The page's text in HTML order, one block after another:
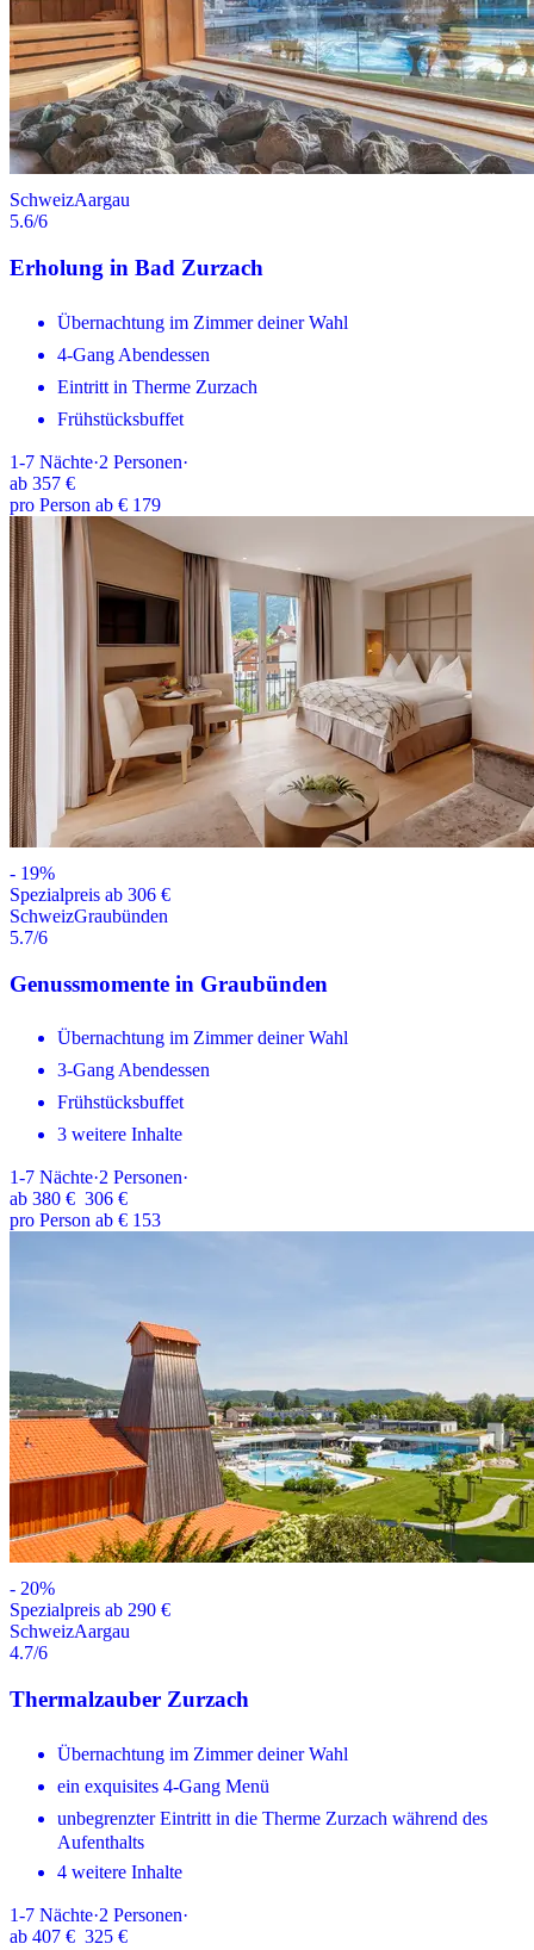
SchweizAargau
5.6/6
Erholung in Bad Zurzach
Übernachtung im Zimmer deiner Wahl
4-Gang Abendessen
Eintritt in Therme Zurzach
Frühstücksbuffet
1-7 Nächte·2 Personen·
ab 357 €
pro Person ab € 179
- 19%
Spezialpreis ab 306 €
SchweizGraubünden
5.7/6
Genussmomente in Graubünden
Übernachtung im Zimmer deiner Wahl
3-Gang Abendessen
Frühstücksbuffet
3 weitere Inhalte
1-7 Nächte·2 Personen·
ab 380 € 306 €
pro Person ab € 153
- 20%
Spezialpreis ab 290 €
SchweizAargau
4.7/6
Thermalzauber Zurzach
Übernachtung im Zimmer deiner Wahl
ein exquisites 4-Gang Menü
unbegrenzter Eintritt in die Therme Zurzach während des
Aufenthalts
4 weitere Inhalte
1-7 Nächte·2 Personen·
ab 407 € 325 €